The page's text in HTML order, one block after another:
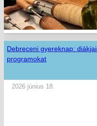
Debreceni gyereknap:
programokat
2026 június 18.